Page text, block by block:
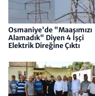
Osmaniye'de "Maaşımızı
Alamadık" Diyen 4 İşçi
Elektrik Direğine Çıktı